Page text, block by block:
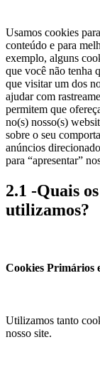
Usamos cookies
conteúdo e para
exemplo, alguns
que você não tenha
que visitar um dos
ajudar com
permitem que
no(s) nosso(s)
sobre o seu
anúncios
para “apresentar”
2.1 -Quais
utilizamos?
Cookies Primários
Utilizamos tanto
nosso site.